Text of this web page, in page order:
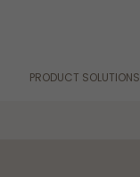
PRODUCT SOLUTIONS